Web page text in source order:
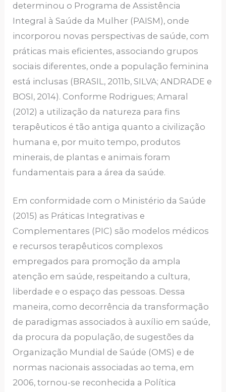
determinou o Programa de Assistência
Integral à Saúde da Mulher (PAISM), onde
incorporou novas perspectivas de saúde, com
práticas mais eficientes, associando grupos
sociais diferentes, onde a população feminina
está inclusas (BRASIL, 2011b, SILVA; ANDRADE e
BOSI, 2014). Conforme Rodrigues; Amaral
(2012) a utilização da natureza para fins
terapêuticos é tão antiga quanto a civilização
humana e, por muito tempo, produtos
minerais, de plantas e animais foram
fundamentais para a área da saúde.
Em conformidade com o Ministério da Saúde
(2015) as Práticas Integrativas e
Complementares (PIC) são modelos médicos
e recursos terapêuticos complexos
empregados para promoção da ampla
atenção em saúde, respeitando a cultura,
liberdade e o espaço das pessoas. Dessa
maneira, como decorrência da transformação
de paradigmas associados à auxílio em saúde,
da procura da população, de sugestões da
Organização Mundial de Saúde (OMS) e de
normas nacionais associadas ao tema, em
2006, tornou-se reconhecida a Política